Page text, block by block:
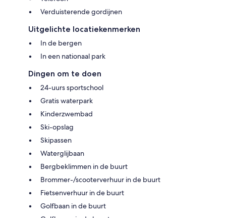
Verduisterende gordijnen
Uitgelichte locatiekenmerken
In de bergen
In een nationaal park
Dingen om te doen
24-uurs sportschool
Gratis waterpark
Kinderzwembad
Ski-opslag
Skipassen
Waterglijbaan
Bergbeklimmen in de buurt
Brommer-/scooterverhuur in de buurt
Fietsenverhuur in de buurt
Golfbaan in de buurt